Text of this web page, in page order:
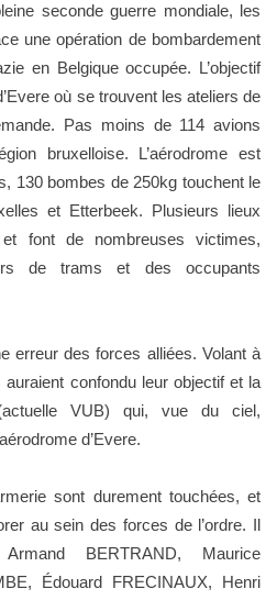
seconde guerre mondiale, les
une opération de bombardement
en Belgique occupée. L’objectif
où se trouvent les ateliers de
Pas moins de 114 avions
bruxelloise. L’aérodrome est
130 bombes de 250kg touchent le
et Etterbeek. Plusieurs lieux
font de nombreuses victimes,
de trams et des occupants
erreur des forces alliées. Volant à
auraient confondu leur objectif et la
VUB) qui, vue du ciel,
d’Evere.
sont durement touchées, et
au sein des forces de l’ordre. Il
BERTRAND, Maurice
Édouard FRECINAUX, Henri